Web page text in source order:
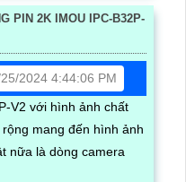
PIN 2K IMOU IPC-B32P-
2024 4:44:06 PM
mang đến hình ảnh